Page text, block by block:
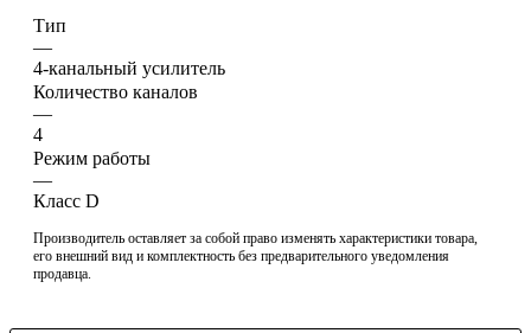
Тип
—
4-канальный усилитель
Количество каналов
—
4
Режим работы
—
Класс D
Производитель оставляет за собой право изменять характеристики товара,
его внешний вид и комплектность без предварительного уведомления
продавца.